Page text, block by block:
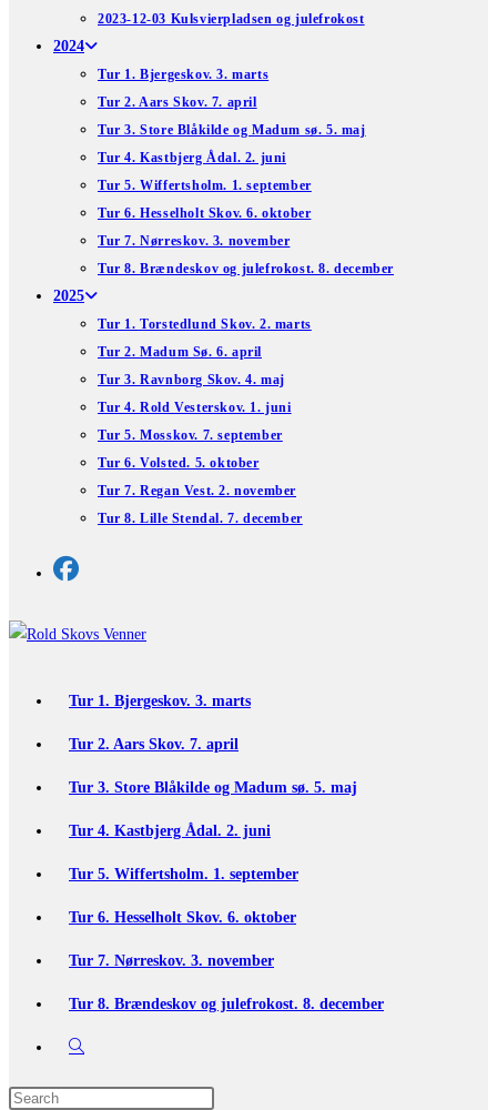
2023-12-03 Kulsvierpladsen og julefrokost
2024
Tur 1. Bjergeskov. 3. marts
Tur 2. Aars Skov. 7. april
Tur 3. Store Blåkilde og Madum sø. 5. maj
Tur 4. Kastbjerg Ådal. 2. juni
Tur 5. Wiffertsholm. 1. september
Tur 6. Hesselholt Skov. 6. oktober
Tur 7. Nørreskov. 3. november
Tur 8. Brændeskov og julefrokost. 8. december
2025
Tur 1. Torstedlund Skov. 2. marts
Tur 2. Madum Sø. 6. april
Tur 3. Ravnborg Skov. 4. maj
Tur 4. Rold Vesterskov. 1. juni
Tur 5. Mosskov. 7. september
Tur 6. Volsted. 5. oktober
Tur 7. Regan Vest. 2. november
Tur 8. Lille Stendal. 7. december
Tur 1. Bjergeskov. 3. marts
Tur 2. Aars Skov. 7. april
Tur 3. Store Blåkilde og Madum sø. 5. maj
Tur 4. Kastbjerg Ådal. 2. juni
Tur 5. Wiffertsholm. 1. september
Tur 6. Hesselholt Skov. 6. oktober
Tur 7. Nørreskov. 3. november
Tur 8. Brændeskov og julefrokost. 8. december
Toggle
website